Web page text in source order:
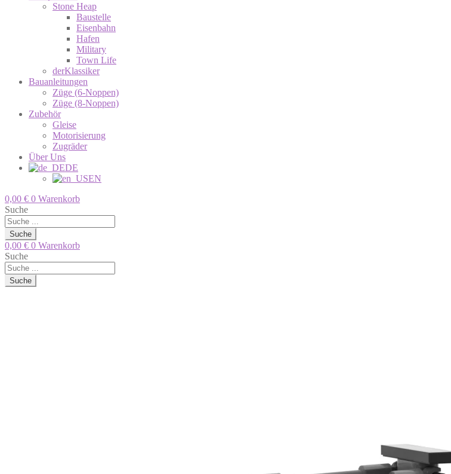
Stone Heap
Baustelle
Eisenbahn
Hafen
Military
Town Life
derKlassiker
Bauanleitungen
Züge (6-Noppen)
Züge (8-Noppen)
Zubehör
Gleise
Motorisierung
Zugräder
Über Uns
DE
EN
0,00 € 0 Warenkorb
Suche
Suche
0,00 € 0 Warenkorb
Suche
Suche